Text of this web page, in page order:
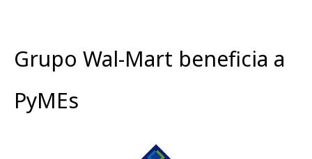
Grupo Wal-Mart beneficia a
PyMEs